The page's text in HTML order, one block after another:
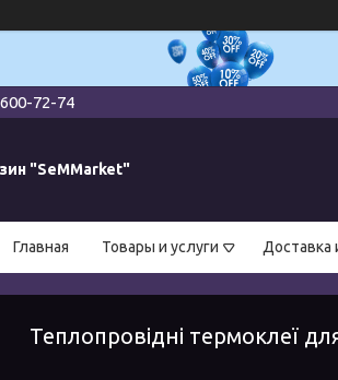
72-74
"SeMMarket"
Главная Товары и услуги Доставка
Теплопровідні термоклеї